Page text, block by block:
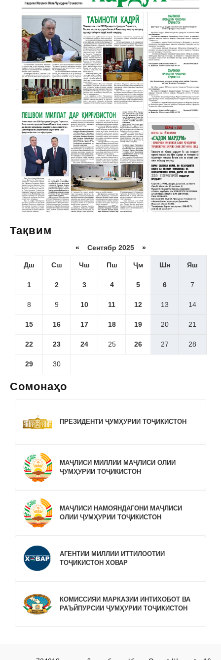
Тақвим
« Сентябр 2025 »
Дш Сш Чш Пш Ҷм Шн Яш
1 2 3 4 5 6 7
8 9 10 11 12 13 14
15 16 17 18 19 20 21
22 23 24 25 26 27 28
29 30
Сомонаҳо
ПРЕЗИДЕНТИ ҶУМҲУРИИ ТОҶИКИСТОН
МАҶЛИСИ МИЛЛИИ МАҶЛИСИ ОЛИИ
ҶУМҲУРИИ ТОҶИКИСТОН
МАҶЛИСИ НАМОЯНДАГОНИ МАҶЛИСИ
ОЛИИ ҶУМҲУРИИ ТОҶИКИСТОН
АГЕНТИИ МИЛЛИИ ИТТИЛООТИИ
ТОҶИКИСТОН ХОВАР
КОМИССИЯИ МАРКАЗИИ ИНТИХОБОТ ВА
РАЪЙПУРСИИ ҶУМҲУРИИ ТОҶИКИСТОН